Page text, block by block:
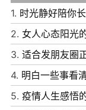
1. 时光静好陪你
2. 女人心态阳光
3. 适合发朋友圈
4. 明白一些事看
5. 疫情人生感悟